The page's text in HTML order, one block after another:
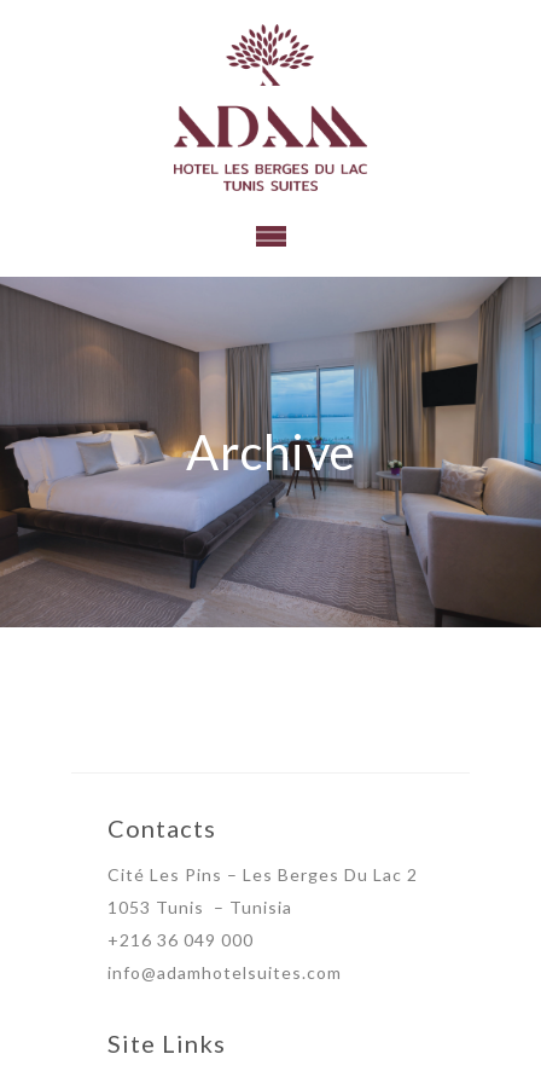
Archive
Contacts
Cité Les Pins – Les Berges Du Lac 2
1053 Tunis – Tunisia
+216 36 049 000
info@adamhotelsuites.com
Site Links